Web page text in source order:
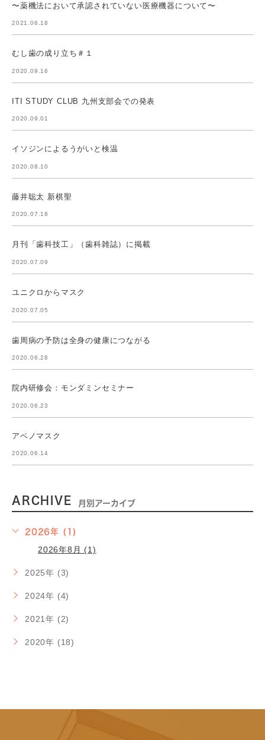
〜薬機法において承認されていない医療機器について〜
2021.06.18
むし歯の成り立ち＃１
2020.09.16
ITI STUDY CLUB 九州支部会での発表
2020.09.01
イソジンによるうがいと検温
2020.08.10
藤井聡太 新棋聖
2020.07.18
月刊「歯科技工」（歯科雑誌）に掲載
2020.07.09
ユニクロからマスク
2020.07.05
歯周病の予防は全身の健康につながる
2020.06.28
院内研修会：モンダミンセミナー
2020.06.23
アベノマスク
2020.06.14
ARCHIVE 月別アーカイブ
2026年 (1)
2026年8月 (1)
2025年 (3)
2024年 (4)
2021年 (2)
2020年 (18)